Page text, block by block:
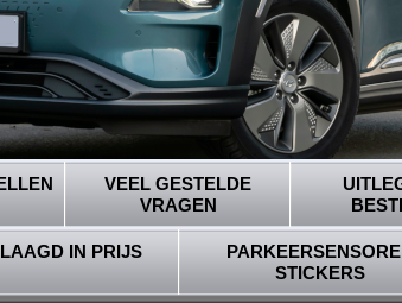
VEEL GESTELDE
VRAGEN
IN PRIJS
STICKERS